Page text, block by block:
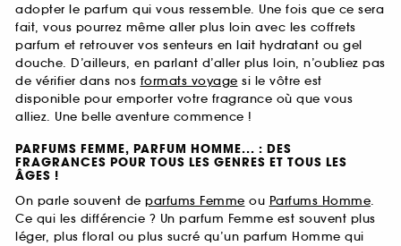
adopter le parfum qui vous ressemble. Une fois que ce sera
fait, vous pourrez même aller plus loin avec les coffrets
parfum et retrouver vos senteurs en lait hydratant ou gel
douche. D’ailleurs, en parlant d’aller plus loin, n’oubliez pas
de vérifier dans nos formats voyage si le vôtre est
disponible pour emporter votre fragrance où que vous
alliez. Une belle aventure commence !
PARFUMS FEMME, PARFUM HOMME... : DES
FRAGRANCES POUR TOUS LES GENRES ET TOUS LES
ÂGES !
On parle souvent de parfums Femme ou Parfums Homme.
Ce qui les différencie ? Un parfum Femme est souvent plus
léger, plus floral ou plus sucré qu’un parfum Homme qui